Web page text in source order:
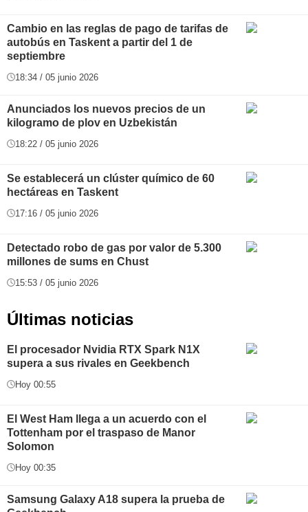
Cambio en las reglas de pago de tarifas de
autobús en Taskent a partir del 1 de
septiembre
18:34 / 05 junio 2026
Anunciados los nuevos precios de un
kilogramo de plov en Uzbekistán
18:22 / 05 junio 2026
Se establecerá un clúster químico de 60
hectáreas en Taskent
17:16 / 05 junio 2026
Detectado robo de gas por valor de 5.300
millones de sums en Chust
15:53 / 05 junio 2026
Últimas noticias
El procesador Nvidia RTX Spark N1X
supera a sus rivales en Geekbench
Hoy 00:55
El West Ham llega a un acuerdo con el
Tottenham por el traspaso de Manor
Solomon
Hoy 00:35
Samsung Galaxy A18 supera la prueba de